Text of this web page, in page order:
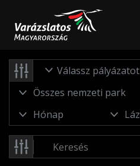
Válassz pályázatot